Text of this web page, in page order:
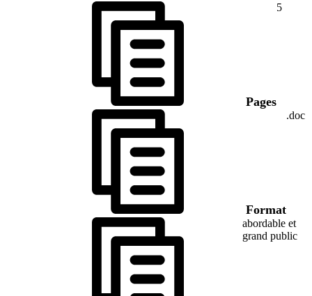
Pages
5
Format
.doc
abordable et
grand public